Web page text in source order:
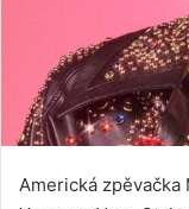
Americká zpěvačka